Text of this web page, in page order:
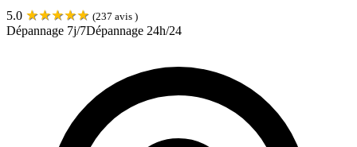
5.0 ★★★★★ (237 avis )
Dépannage 7j/7Dépannage 24h/24